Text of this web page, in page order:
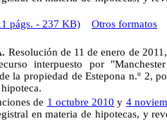
págs. - 237 KB)
Otros formatos
Resolución de 11 de enero de
interpuesto por
la propiedad de Estepona n.º 2,
de 1 octubre 2010 y 4
en materia de hipotecas, y